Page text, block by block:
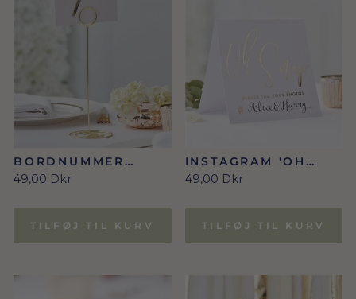
BORDNUMMER
HOLDERE I GULD
49,00 Dkr
TILFØJ TIL KURV
INSTAGRAM 'OH
SNAP' GULDSKILT
49,00 Dkr
TILFØJ TIL KURV